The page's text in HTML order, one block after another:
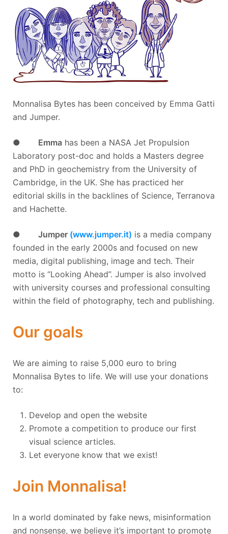
Monnalisa Bytes has been conceived by Emma Gatti
and Jumper.
● Emma has been a NASA Jet Propulsion
Laboratory post-doc and holds a Masters degree
and PhD in geochemistry from the University of
Cambridge, in the UK. She has practiced her
editorial skills in the backlines of Science, Terranova
and Hachette.
● Jumper (www.jumper.it) is a media company
founded in the early 2000s and focused on new
media, digital publishing, image and tech. Their
motto is “Looking Ahead”. Jumper is also involved
with university courses and professional consulting
within the field of photography, tech and publishing.
Our goals
We are aiming to raise 5,000 euro to bring
Monnalisa Bytes to life. We will use your donations
to:
Develop and open the website
Promote a competition to produce our first
visual science articles.
Let everyone know that we exist!
Join Monnalisa!
In a world dominated by fake news, misinformation
and nonsense, we believe it’s important to promote